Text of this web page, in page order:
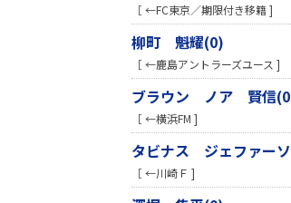
［ ←FC東京／期限付き移籍 ]
柳町 魁耀(0)
［ ←鹿島アントラーズユース ]
ブラウン ノア 賢信
［ ←横浜FM ]
タビナス ジェファー
［ ←川崎Ｆ ]